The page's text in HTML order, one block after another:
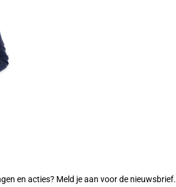
en acties? Meld je aan voor de nieuwsbrief.